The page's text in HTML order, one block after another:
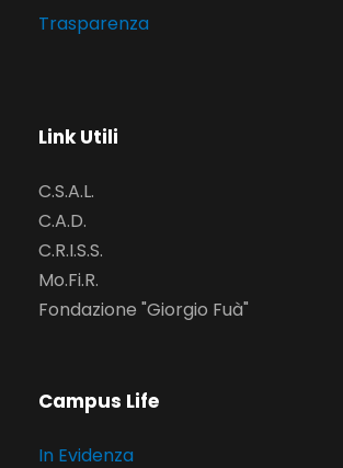
Trasparenza
Link Utili
C.S.A.L.
C.A.D.
C.R.I.S.S.
Mo.Fi.R.
Fondazione "Giorgio Fuà"
Campus Life
In Evidenza